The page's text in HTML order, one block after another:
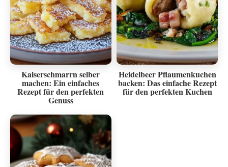
Kaiserschmarrn selber
machen: Ein einfaches
Rezept für den perfekten
Genuss
Heidelbeer Pflaumenkuchen
backen: Das einfache Rezept
für den perfekten Kuchen